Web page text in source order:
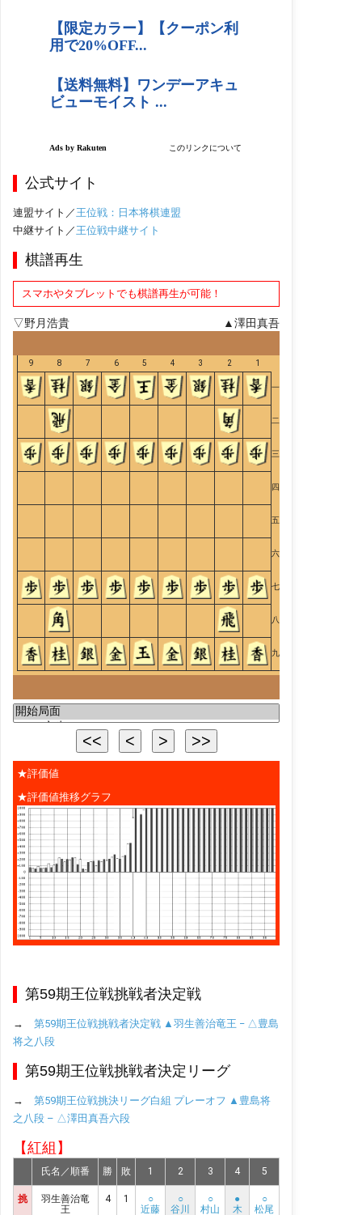
公式サイト
連盟サイト／ 王位戦：日本将棋連盟
中継サイト／ 王位戦中継サイト
棋譜再生
スマホやタブレットでも棋譜再生が可能！
▽野月浩貴 ▲澤田真吾
9 8 7 6 5 4 3 2 1
一
二
三
四
五
六
七
八
九
★評価値
★評価値推移グラフ
第59期王位戦挑戦者決定戦
→ 第59期王位戦挑戦者決定戦 ▲羽生善治竜王 − △豊島
将之八段
第59期王位戦挑戦者決定リーグ
→ 第59期王位戦挑決リーグ白組 プレーオフ ▲豊島将
之八段 – △澤田真吾六段
【紅組】
氏名／順番 勝 敗 1 2 3 4 5
挑
羽生善治竜
王
4 1
○
近藤
○
谷川
○
村山
●
木
○
松尾